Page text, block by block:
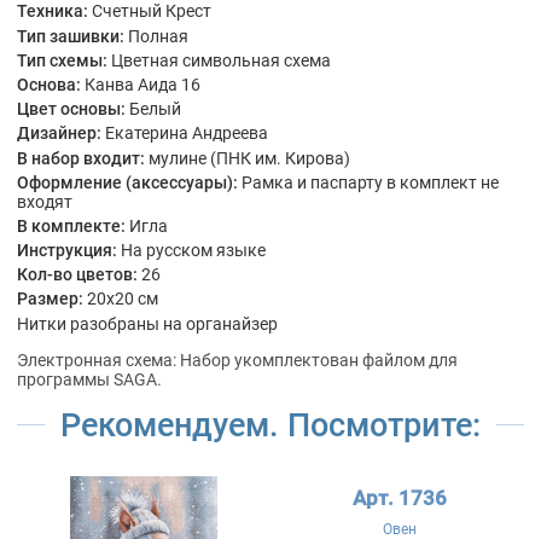
Техника: Счетный Крест
Тип зашивки: Полная
Тип схемы: Цветная символьная схема
Основа: Канва Аида 16
Цвет основы: Белый
Дизайнер: Екатерина Андреева
В набор входит: мулине (ПНК им. Кирова)
Оформление (аксессуары): Рамка и паспарту в комплект не
входят
В комплекте: Игла
Инструкция: На русском языке
Кол-во цветов: 26
Размер: 20x20 см
Нитки разобраны на органайзер
Электронная схема: Набор укомплектован файлом для
программы SAGA.
Рекомендуем. Посмотрите:
Арт. 1736
Овен